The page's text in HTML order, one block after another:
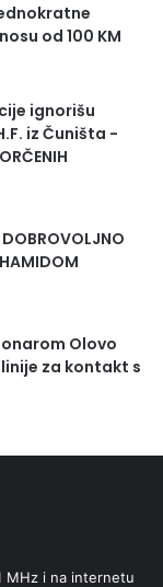
od 100 KM
ignorišu
iz Čuništa -
Olovo
za kontakt s
MHz i na internetu